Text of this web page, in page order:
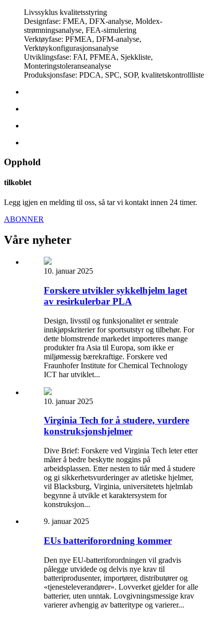
Livssyklus kvalitetsstyring
Designfase: FMEA, DFX-analyse, Moldex-
strømningsanalyse, FEA-simulering
Verktøyfase: PFMEA, DFM-analyse,
Verktøykonfigurasjonsanalyse
Utviklingsfase: FAI, PFMEA, Sjekkliste,
Monteringstoleranseanalyse
Produksjonsfase: PDCA, SPC, SOP, kvalitetskontrollliste
Opphold
tilkoblet
Legg igjen en melding til oss, så tar vi kontakt innen 24 timer.
ABONNER
Våre nyheter
10. januar 2025
Forskere utvikler sykkelhjelm laget
av resirkulerbar PLA
Design, livsstil og funksjonalitet er sentrale
innkjøpskriterier for sportsutstyr og tilbehør. For
dette blomstrende markedet importeres mange
produkter fra Asia til Europa, som ikke er
miljømessig bærekraftige. Forskere ved
Fraunhofer Institute for Chemical Technology
ICT har utviklet...
10. januar 2025
Virginia Tech for å studere, vurdere
konstruksjonshjelmer
Dive Brief: Forskere ved Virginia Tech leter etter
måter å bedre beskytte noggins på
arbeidsplassen. Etter nesten to tiår med å studere
og gi sikkerhetsvurderinger av atletiske hjelmer,
vil Blacksburg, Virginia, universitetets hjelmlab
begynne å utvikle et karaktersystem for
konstruksjon...
9. januar 2025
EUs batteriforordning kommer
Den nye EU-batteriforordningen vil gradvis
pålegge utvidede og delvis nye krav til
batteriprodusenter, importører, distributører og
«tjenesteleverandører». Lovverket gjelder for alle
batterier, uten unntak. Lovgivningsmessige krav
varierer avhengig av batteritype og varierer...